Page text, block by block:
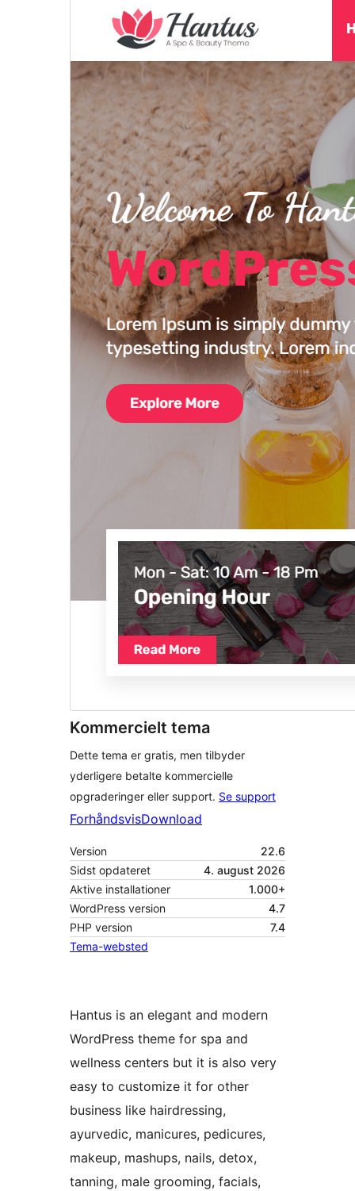
Kommercielt tema
Dette tema er gratis, men tilbyder
yderligere betalte kommercielle
opgraderinger eller support. Se support
ForhåndsvisDownload
Version
22.6
Sidst opdateret
4. august 2026
Aktive installationer
1.000+
WordPress version
4.7
PHP version
7.4
Tema-websted
Hantus is an elegant and modern
WordPress theme for spa and
wellness centers but it is also very
easy to customize it for other
business like hairdressing,
ayurvedic, manicures, pedicures,
makeup, mashups, nails, detox,
tanning, male grooming, facials,